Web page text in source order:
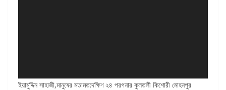
ইয়ামুদ্দিন সাহাজী,মানুষের মতামত:দক্ষিণ ২৪ পরগনার কুলতলী কিশোরী মোহনপুর